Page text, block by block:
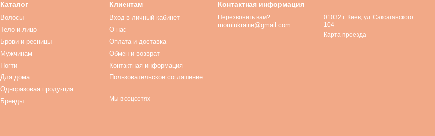
Каталог
Волосы
Тело и лицо
Брови и ресницы
Мужчинам
Ногти
Для дома
Одноразовая продукция
Бренды
Клиентам
Вход в личный кабинет
O нас
Оплата и доставка
Обмен и возврат
Контактная информация
Пользовательское соглашение
Мы в соцсетях
Контактная информация
Перезвонить вам?
momiukraine@gmail.com
01032 г. Киев, ул. Саксаганского
104
Карта проезда